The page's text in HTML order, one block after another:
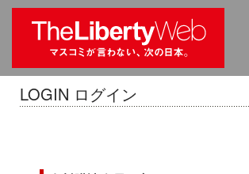
LOGIN ログイン